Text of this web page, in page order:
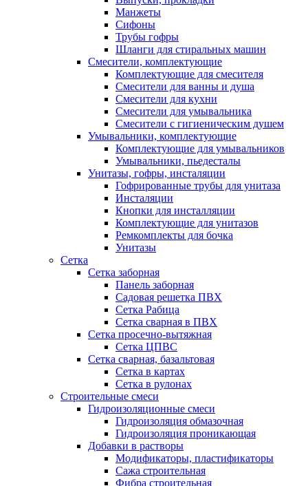
Манжеты
Сифоны
Трубы гофры
Шланги для стиральных машин
Смесители, комплектующие
Комплектующие для смесителя
Смесители для ванны и душа
Смесители для кухни
Смесители для умывальника
Смесители с гигиеническим душем
Умывальники, комплектующие
Комплектующие для умывальников
Умывальники, пьедесталы
Унитазы, гофры, инсталяции
Гофрированные трубы для унитаза
Инсталяции
Кнопки для инсталляции
Комплектующие для унитазов
Ремкомплекты для бочка
Унитазы
Сетка
Сетка заборная
Панель заборная
Садовая решетка ПВХ
Сетка Рабица
Сетка сварная в ПВХ
Сетка просечно-вытяжная
Сетка ЦПВС
Сетка сварная, базальтовая
Сетка в картах
Сетка в рулонах
Строительные смеси
Гидроизоляционные смеси
Гидроизоляция обмазочная
Гидроизоляция проникающая
Добавки в растворы
Модификаторы, пластификаторы
Сажа строительная
Фибра строительная